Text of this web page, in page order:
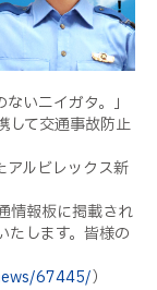
いニイガタ。」
して交通事故防止
アルビレックス新
情報板に掲載され
たします。皆様の
67445/）